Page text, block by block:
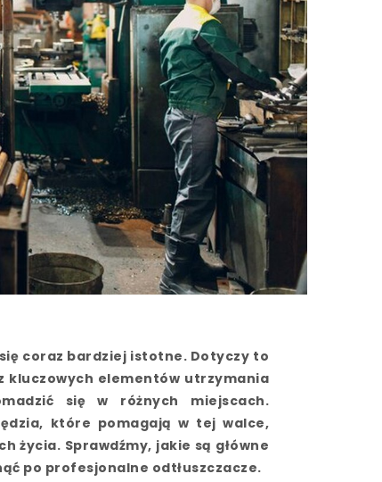
coraz bardziej istotne. Dotyczy to
kluczowych elementów utrzymania
się w różnych miejscach.
które pomagają w tej walce,
życia. Sprawdźmy, jakie są główne
po profesjonalne odtłuszczacze.